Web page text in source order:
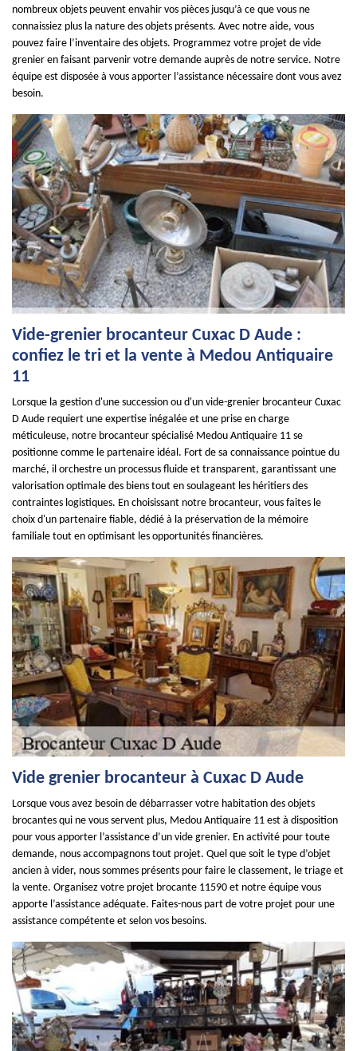
nombreux objets peuvent envahir vos pièces jusqu’à ce que vous ne
connaissiez plus la nature des objets présents. Avec notre aide, vous
pouvez faire l’inventaire des objets. Programmez votre projet de vide
grenier en faisant parvenir votre demande auprès de notre service. Notre
équipe est disposée à vous apporter l’assistance nécessaire dont vous avez
besoin.
Vide-grenier brocanteur Cuxac D Aude :
confiez le tri et la vente à Medou Antiquaire
11
Lorsque la gestion d'une succession ou d'un vide-grenier brocanteur Cuxac
D Aude requiert une expertise inégalée et une prise en charge
méticuleuse, notre brocanteur spécialisé Medou Antiquaire 11 se
positionne comme le partenaire idéal. Fort de sa connaissance pointue du
marché, il orchestre un processus fluide et transparent, garantissant une
valorisation optimale des biens tout en soulageant les héritiers des
contraintes logistiques. En choisissant notre brocanteur, vous faites le
choix d'un partenaire fiable, dédié à la préservation de la mémoire
familiale tout en optimisant les opportunités financières.
Vide grenier brocanteur à Cuxac D Aude
Lorsque vous avez besoin de débarrasser votre habitation des objets
brocantes qui ne vous servent plus, Medou Antiquaire 11 est à disposition
pour vous apporter l’assistance d’un vide grenier. En activité pour toute
demande, nous accompagnons tout projet. Quel que soit le type d’objet
ancien à vider, nous sommes présents pour faire le classement, le triage et
la vente. Organisez votre projet brocante 11590 et notre équipe vous
apporte l’assistance adéquate. Faites-nous part de votre projet pour une
assistance compétente et selon vos besoins.